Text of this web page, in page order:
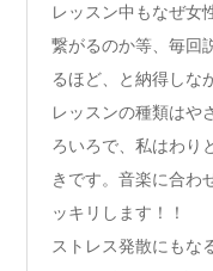
レッスン中もなぜ女
繋がるのか等、毎回
るほど、と納得しな
レッスンの種類はや
ろいろで、私はわり
きです。音楽に合わ
ッキリします！！
ストレス発散にもな